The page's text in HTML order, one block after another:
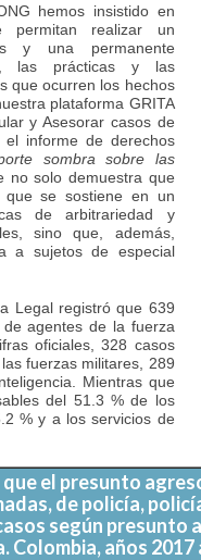
hemos insistido en
permitan realizar un
y una permanente
las prácticas y las
que ocurren los hechos
plataforma GRITA
y Asesorar casos de
el informe de derechos
sombra sobre las
no solo demuestra que
que se sostiene en un
de arbitrariedad y
sino que, además,
a sujetos de especial
Legal registró que 639
agentes de la fuerza
oficiales, 328 casos
fuerzas militares, 289
Mientras que
del 51.3 % de los
% y a los servicios de
que el presunto
de policía,
según presunto
Colombia, años 2017